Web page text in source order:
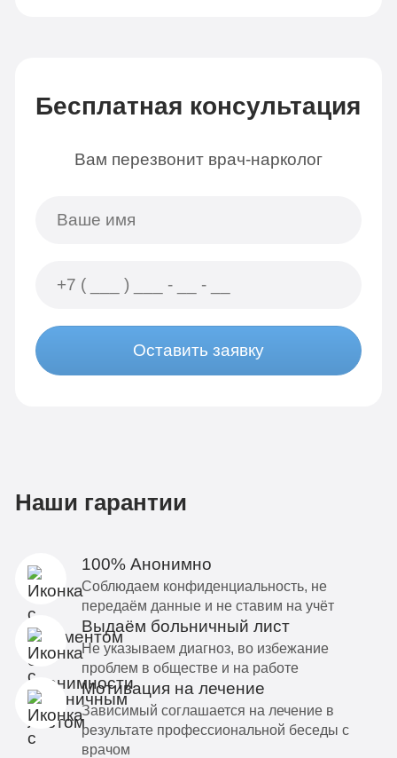
Бесплатная консультация
Вам перезвонит врач-нарколог
Оставить заявку
Наши гарантии
100% Анонимно
Соблюдаем конфиденциальность, не
передаём данные и не ставим на учёт
Выдаём больничный лист
Не указываем диагноз, во избежание
проблем в обществе и на работе
Мотивация на лечение
Зависимый соглашается на лечение в
результате профессиональной беседы с
врачом